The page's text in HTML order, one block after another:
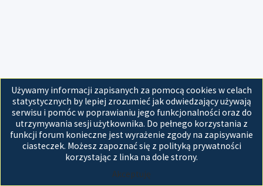
Używamy informacji zapisanych za pomocą cookies w celach
statystycznych by lepiej zrozumieć jak odwiedzający używają
serwisu i pomóc w poprawianiu jego funkcjonalności oraz do
utrzymywania sesji użytkownika. Do pełnego korzystania z
funkcji forum konieczne jest wyrażenie zgody na zapisywanie
ciasteczek. Możesz zapoznać się z polityką prywatności
korzystając z linka na dole strony.
Akceptuję